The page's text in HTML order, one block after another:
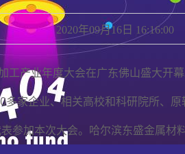
2020年09月16日
工产业年度大会在广东佛山盛大开
多家企业、相关高校和科研院所、
参加本次大会。哈尔滨东盛金属